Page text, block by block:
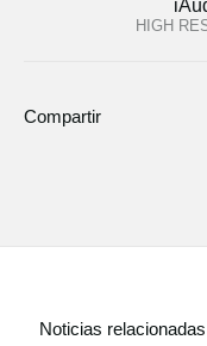
HIGH
Compartir
Noticias relacionadas